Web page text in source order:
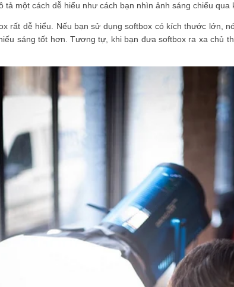
tả một cách dễ hiểu như cách bạn nhìn ảnh sáng chiếu qua
rất dễ hiểu. Nếu bạn sử dụng softbox có kích thước lớn,
sáng tốt hơn. Tương tự, khi bạn đưa softbox ra xa chủ